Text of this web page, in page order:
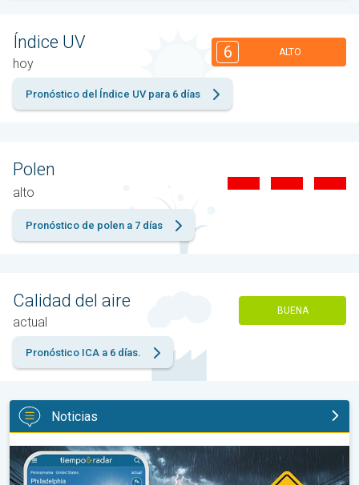
Índice UV
hoy
6 ALTO
Pronóstico del Índice UV para 6 días
Polen
alto
Pronóstico de polen a 7 días
Calidad del aire
actual
BUENA
Pronóstico ICA a 6 días.
Noticias
La oleada de humedad provoca fuertes tormentas. Diluvio